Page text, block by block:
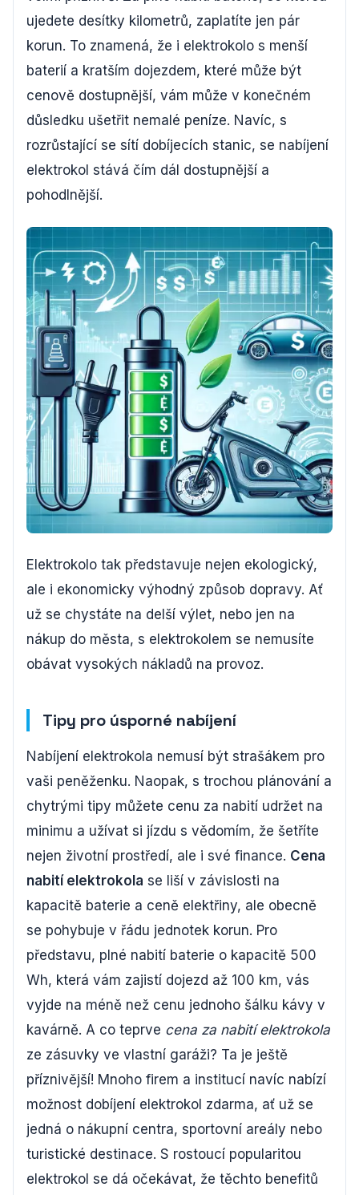
ujedete desítky kilometrů, zaplatíte jen pár
korun. To znamená, že i elektrokolo s menší
baterií a kratším dojezdem, které může být
cenově dostupnější, vám může v konečném
důsledku ušetřit nemalé peníze. Navíc, s
rozrůstající se sítí dobíjecích stanic, se nabíjení
elektrokol stává čím dál dostupnější a
pohodlnější.
Elektrokolo tak představuje nejen ekologický,
ale i ekonomicky výhodný způsob dopravy. Ať
už se chystáte na delší výlet, nebo jen na
nákup do města, s elektrokolem se nemusíte
obávat vysokých nákladů na provoz.
Tipy pro úsporné nabíjení
Nabíjení elektrokola nemusí být strašákem pro
vaši peněženku. Naopak, s trochou plánování a
chytrými tipy můžete cenu za nabití udržet na
minimu a užívat si jízdu s vědomím, že šetříte
nejen životní prostředí, ale i své finance. Cena
nabití elektrokola se liší v závislosti na
kapacitě baterie a ceně elektřiny, ale obecně
se pohybuje v řádu jednotek korun. Pro
představu, plné nabití baterie o kapacitě 500
Wh, která vám zajistí dojezd až 100 km, vás
vyjde na méně než cenu jednoho šálku kávy v
kavárně. A co teprve cena za nabití elektrokola
ze zásuvky ve vlastní garáži? Ta je ještě
příznivější! Mnoho firem a institucí navíc nabízí
možnost dobíjení elektrokol zdarma, ať už se
jedná o nákupní centra, sportovní areály nebo
turistické destinace. S rostoucí popularitou
elektrokol se dá očekávat, že těchto benefitů